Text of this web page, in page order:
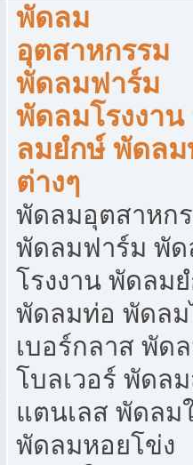
พัดลม
อุตสาหกรรม
พัดลมฟาร์ม
พัดลมโรงงา
ลมยํกษ์ พัดลม
ต่างๆ
พัดลมอุตสาหก
พัดลมฟาร์ม พั
โรงงาน พัดลม
พัดลมท่อ พัดล
เบอร์กลาส พัด
โบลเวอร์ พัดล
แตนเลส พัดลม
พัดลมหอยโข่ง